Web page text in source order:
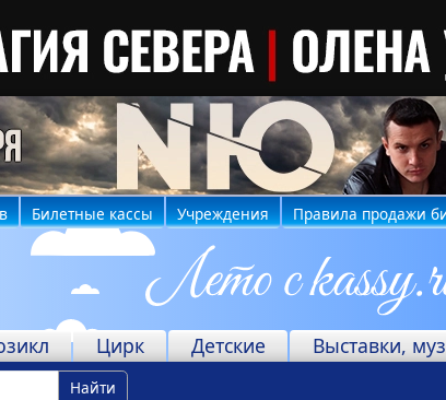
Билетные кассы Учреждения Правила продажи
Цирк Детские Выставки,
Найти